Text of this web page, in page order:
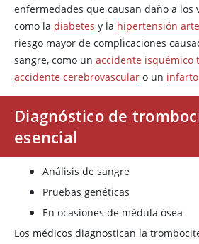
enfermedades que causan daño a los
como la diabetes y la hipertensión
riesgo mayor de complicaciones
sangre, como un accidente isquémico
accidente cerebrovascular o un
Diagnóstico de
esencial
Análisis de sangre
Pruebas genéticas
En ocasiones de médula ósea
Los médicos diagnostican la